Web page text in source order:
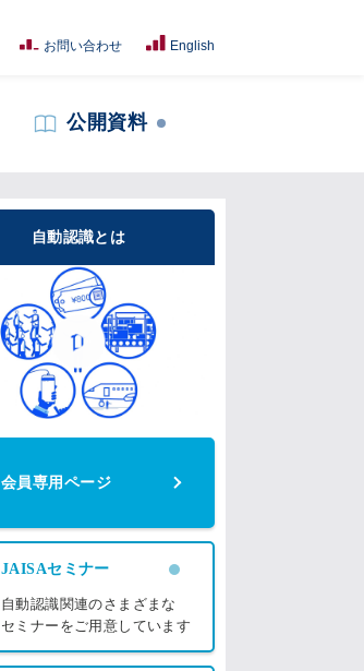
お問い合わせ English
公開資料
自動認識とは
会員専用ページ
JAISAセミナー
自動認識関連のさまざまな
セミナーをご用意しています